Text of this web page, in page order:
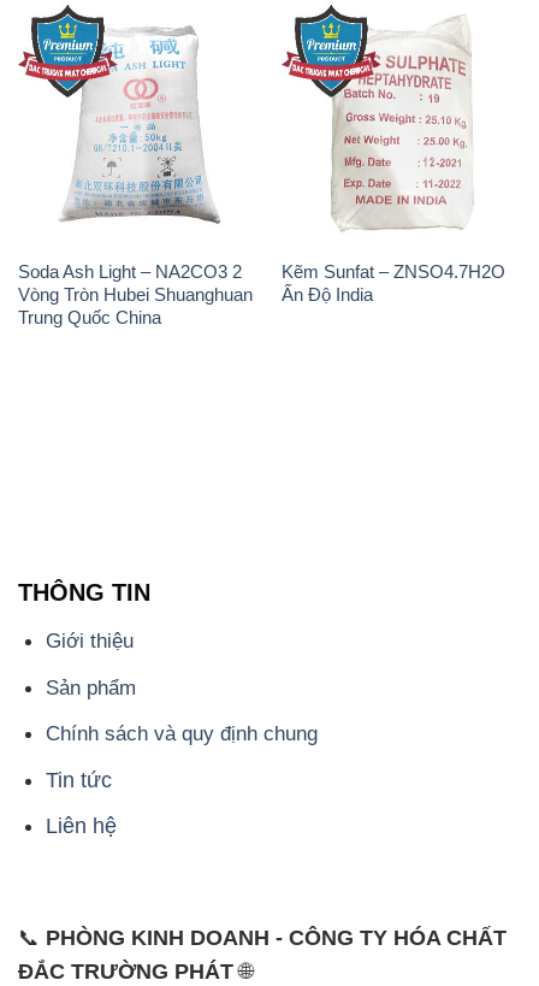
Soda Ash Light – NA2CO3 2
Vòng Tròn Hubei Shuanghuan
Trung Quốc China
Kẽm Sunfat – ZNSO4.7H2O
Ấn Độ India
THÔNG TIN
Giới thiệu
Sản phẩm
Chính sách và quy định chung
Tin tức
Liên hệ
📞 PHÒNG KINH DOANH - CÔNG TY HÓA CHẤT
ĐẮC TRƯỜNG PHÁT🌐